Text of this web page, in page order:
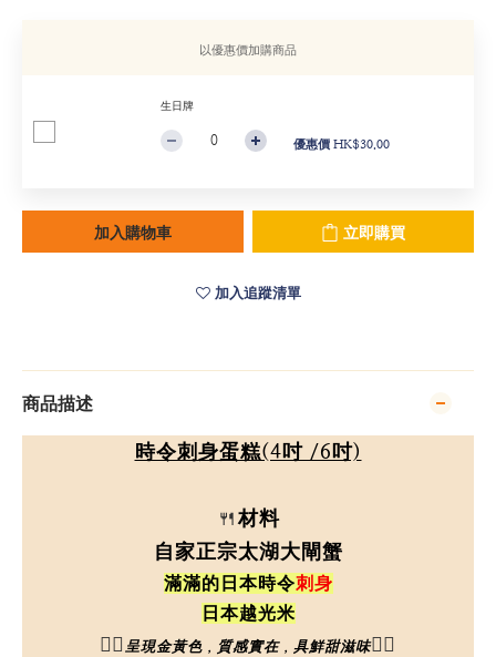
以優惠價加購商品
生日牌
優惠價 HK$30.00
加入購物車 立即購買
加入追蹤清單
商品描述
時令刺身蛋糕(4吋 /6吋)
🍴材料
自家正宗太湖大閘蟹
滿滿的日本時令刺身
日本越光米
👉🏼 呈現金黃色，質感實在，具鮮甜滋味👈🏼